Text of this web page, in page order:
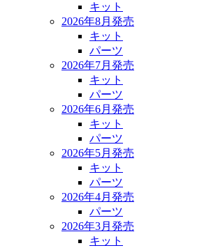
キット
2026年8月発売
キット
パーツ
2026年7月発売
キット
パーツ
2026年6月発売
キット
パーツ
2026年5月発売
キット
パーツ
2026年4月発売
パーツ
2026年3月発売
キット